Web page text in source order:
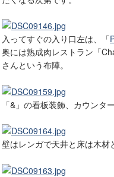
入ってすぐの入り口左は、「
奥には熟成肉レストラン「
さんという布陣。
「&」の看板装飾、カウンタ
壁はレンガで天井と床は木材